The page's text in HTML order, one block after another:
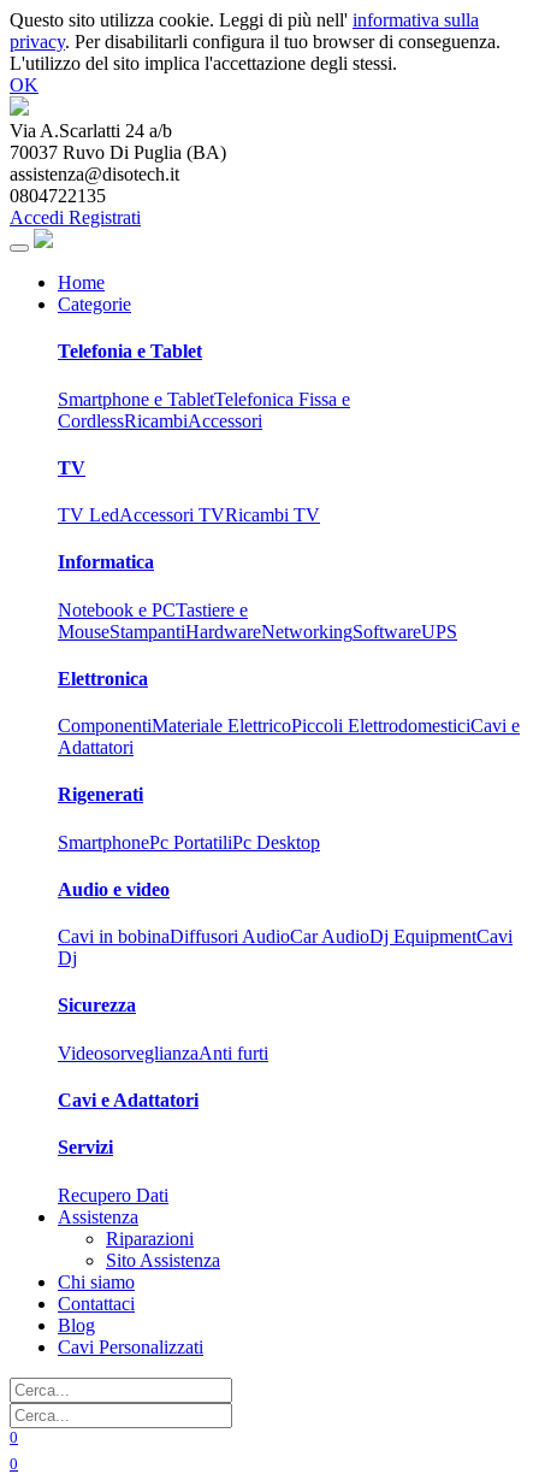
Questo sito utilizza cookie. Leggi di più nell' informativa sulla
privacy. Per disabilitarli configura il tuo browser di conseguenza.
L'utilizzo del sito implica l'accettazione degli stessi.
OK
Via A.Scarlatti 24 a/b
70037 Ruvo Di Puglia (BA)
assistenza@disotech.it
0804722135
Accedi Registrati
Home
Categorie
Telefonia e Tablet
Smartphone e TabletTelefonica Fissa e
CordlessRicambiAccessori
TV
TV LedAccessori TVRicambi TV
Informatica
Notebook e PCTastiere e
MouseStampantiHardwareNetworkingSoftwareUPS
Elettronica
ComponentiMateriale ElettricoPiccoli ElettrodomesticiCavi e
Adattatori
Rigenerati
SmartphonePc PortatiliPc Desktop
Audio e video
Cavi in bobinaDiffusori AudioCar AudioDj EquipmentCavi
Dj
Sicurezza
VideosorveglianzaAnti furti
Cavi e Adattatori
Servizi
Recupero Dati
Assistenza
Riparazioni
Sito Assistenza
Chi siamo
Contattaci
Blog
Cavi Personalizzati
0
0